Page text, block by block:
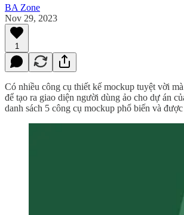
BA Zone
Nov 29, 2023
1
Có nhiều công cụ thiết kế mockup tuyệt vời
để tạo ra giao diện người dùng ảo cho dự án
danh sách 5 công cụ mockup phổ biến và